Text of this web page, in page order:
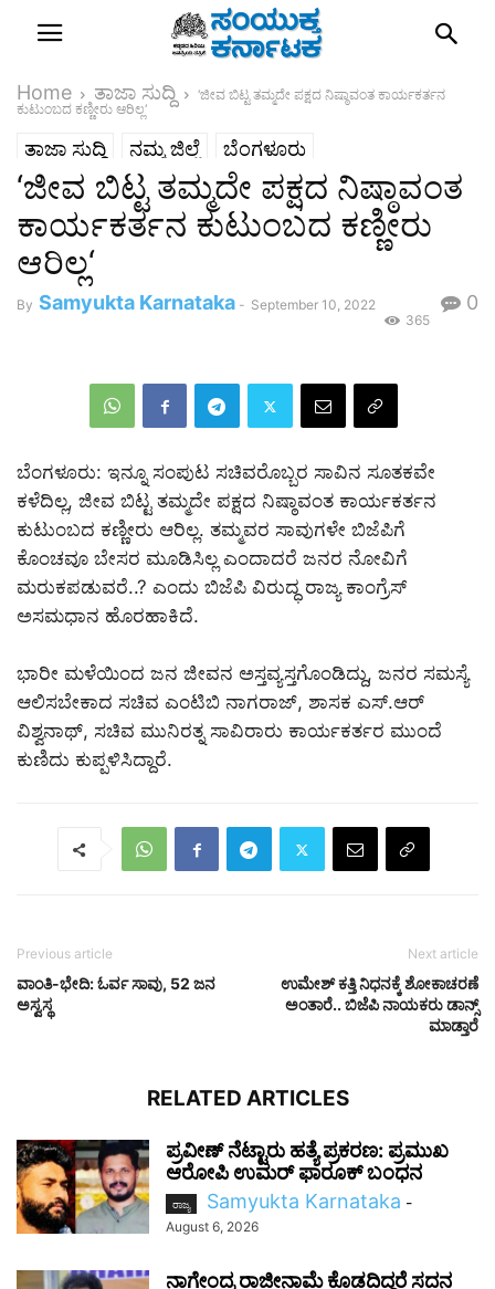
Home ತಾಜಾ ಸುದ್ದಿ
‘ಜೀವ ಬಿಟ್ಟ ತಮ್ಮದೇ ಪಕ್ಷದ ನಿಷ್ಠಾವಂತ ಕಾರ್ಯಕರ್ತನ
ಕುಟುಂಬದ ಕಣ್ಣೀರು ಆರಿಲ್ಲ‘
ತಾಜಾ ಸುದ್ದಿ ನಮ್ಮ ಜಿಲ್ಲೆ
ಬೆಂಗಳೂರು
ಬೆಂಗಳೂರು ಗ್ರಾಮಾಂತರ
ಸುದ್ದಿ ರಾಜ್ಯ
‘ಜೀವ ಬಿಟ್ಟ ತಮ್ಮದೇ ಪಕ್ಷದ ನಿಷ್ಠಾವಂತ
ಕಾರ್ಯಕರ್ತನ ಕುಟುಂಬದ ಕಣ್ಣೀರು
ಆರಿಲ್ಲ‘
By Samyukta Karnataka - September 10, 2022 0
365
ಬೆಂಗಳೂರು: ಇನ್ನೂ ಸಂಪುಟ ಸಚಿವರೊಬ್ಬರ ಸಾವಿನ ಸೂತಕವೇ
ಕಳೆದಿಲ್ಲ, ಜೀವ ಬಿಟ್ಟ ತಮ್ಮದೇ ಪಕ್ಷದ ನಿಷ್ಠಾವಂತ ಕಾರ್ಯಕರ್ತನ
ಕುಟುಂಬದ ಕಣ್ಣೀರು ಆರಿಲ್ಲ. ತಮ್ಮವರ ಸಾವುಗಳೇ ಬಿಜೆಪಿಗೆ
ಕೊಂಚವೂ ಬೇಸರ ಮೂಡಿಸಿಲ್ಲ ಎಂದಾದರೆ ಜನರ ನೋವಿಗೆ
ಮರುಕಪಡುವರೆ..? ಎಂದು ಬಿಜೆಪಿ ವಿರುದ್ಧ ರಾಜ್ಯ ಕಾಂಗ್ರೆಸ್​
ಅಸಮಧಾನ ಹೊರಹಾಕಿದೆ.
ಭಾರೀ ಮಳೆಯಿಂದ ಜನ ಜೀವನ ಅಸ್ತವ್ಯಸ್ತಗೊಂಡಿದ್ದು, ಜನರ ಸಮಸ್ಯೆ
ಆಲಿಸಬೇಕಾದ ಸಚಿವ ಎಂಟಿಬಿ ನಾಗರಾಜ್​, ಶಾಸಕ ಎಸ್​.ಆರ್​
ವಿಶ್ವನಾಥ್​, ಸಚಿವ ಮುನಿರತ್ನ ಸಾವಿರಾರು ಕಾರ್ಯಕರ್ತರ ಮುಂದೆ
ಕುಣಿದು ಕುಪ್ಪಳಿಸಿದ್ದಾರೆ.
Previous article
ವಾಂತಿ-ಭೇದಿ: ಓರ್ವ ಸಾವು, 52 ಜನ
ಅಸ್ವಸ್ಥ
Next article
ಉಮೇಶ್​ ಕತ್ತಿ ನಿಧನಕ್ಕೆ ಶೋಕಾಚರಣೆ
ಅಂತಾರೆ.. ಬಿಜೆಪಿ ನಾಯಕರು ಡಾನ್ಸ್​​
ಮಾಡ್ತಾರೆ
RELATED ARTICLES
ಪ್ರವೀಣ್ ನೆಟ್ಟಾರು ಹತ್ಯೆ ಪ್ರಕರಣ: ಪ್ರಮುಖ
ಆರೋಪಿ ಉಮರ್ ಫಾರೂಕ್ ಬಂಧನ
ರಾಜ್ಯ Samyukta Karnataka -
August 6, 2026
ನಾಗೇಂದ್ರ ರಾಜೀನಾಮೆ ಕೊಡದಿದ್ದರೆ ಸದನ